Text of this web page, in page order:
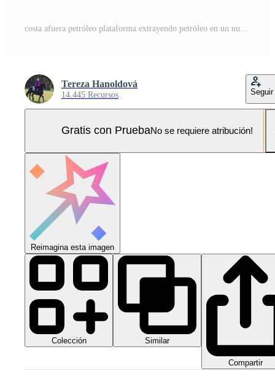
Tereza Hanoldová
14.445 Recursos Seguir
Gratis con PruebaNo se requiere atribución!
Reimagina esta imagen
Colección Similar
Compartir